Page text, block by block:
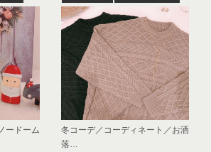
ードーム
冬コーデ／コーディネート／お洒
落…